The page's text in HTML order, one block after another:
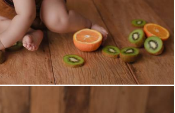
1094 2